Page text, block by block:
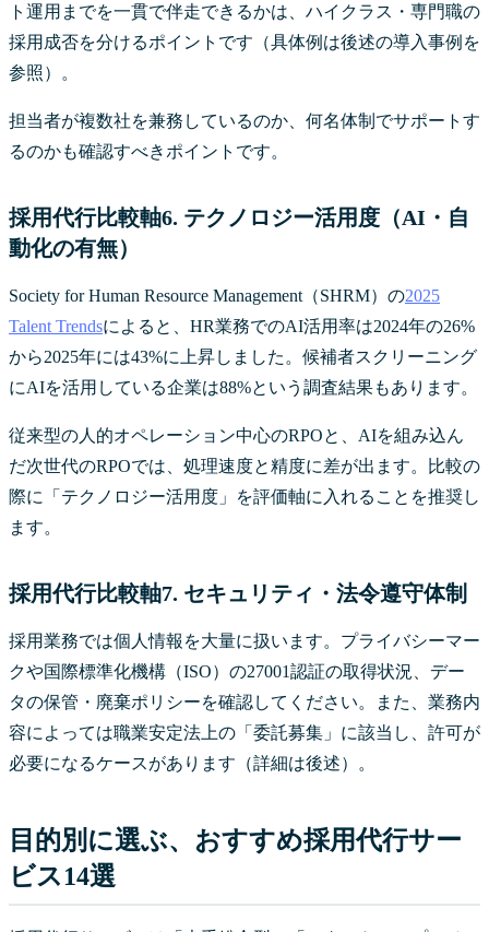
ト運用までを一貫で伴走できるかは、ハイクラス・専門職の
採用成否を分けるポイントです（具体例は後述の導入事例を
参照）。
担当者が複数社を兼務しているのか、何名体制でサポートす
るのかも確認すべきポイントです。
採用代行比較軸6. テクノロジー活用度（AI・自
動化の有無）
Society for Human Resource Management（SHRM）の2025
Talent Trendsによると、HR業務でのAI活用率は2024年の26%
から2025年には43%に上昇しました。候補者スクリーニング
にAIを活用している企業は88%という調査結果もあります。
従来型の人的オペレーション中心のRPOと、AIを組み込ん
だ次世代のRPOでは、処理速度と精度に差が出ます。比較の
際に「テクノロジー活用度」を評価軸に入れることを推奨し
ます。
採用代行比較軸7. セキュリティ・法令遵守体制
採用業務では個人情報を大量に扱います。プライバシーマー
クや国際標準化機構（ISO）の27001認証の取得状況、デー
タの保管・廃棄ポリシーを確認してください。また、業務内
容によっては職業安定法上の「委託募集」に該当し、許可が
必要になるケースがあります（詳細は後述）。
目的別に選ぶ、おすすめ採用代行サー
ビス14選